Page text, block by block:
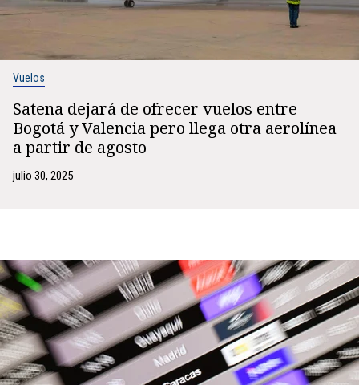
Vuelos
Satena dejará de ofrecer vuelos entre
Bogotá y Valencia pero llega otra aerolínea
a partir de agosto
julio 30, 2025